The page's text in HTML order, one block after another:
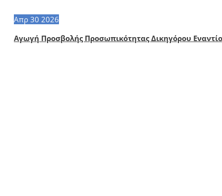
Απρ 30 2026
Αγωγή Προσβολής Προσωπικότητας Δικηγόρου